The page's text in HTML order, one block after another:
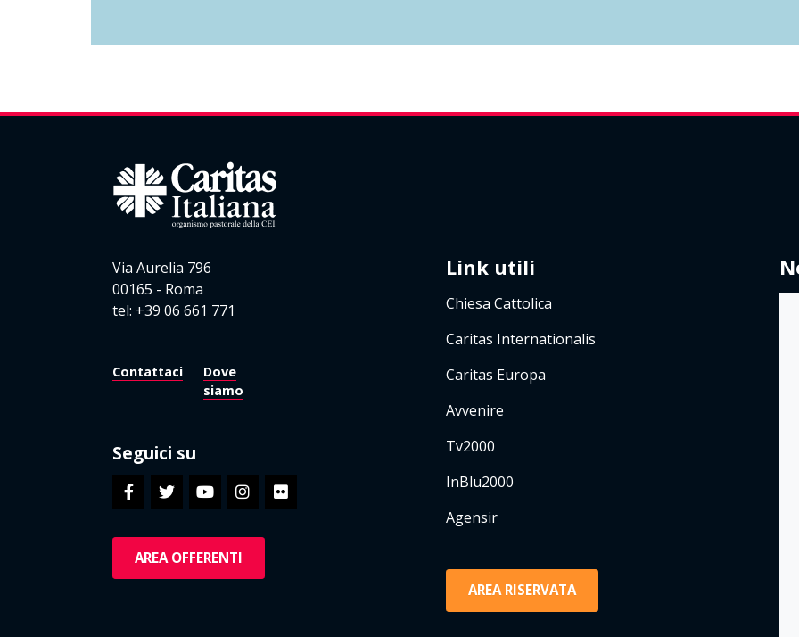
Via Aurelia 796
00165 - Roma
tel: +39 06 661 771
Contattaci
Dove
siamo
Seguici su
AREA OFFERENTI
Link utili
Chiesa Cattolica
Caritas Internationalis
Caritas Europa
Avvenire
Tv2000
InBlu2000
Agensir
AREA RISERVATA